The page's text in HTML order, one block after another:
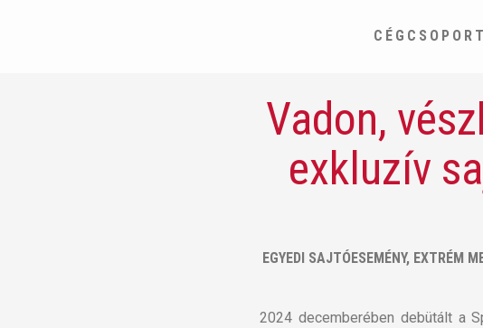
CÉGCSOPORT
Vadon,
exkluzív
EGYEDI SAJTÓESEMÉNY, EXTRÉM
2024 decemberében debütált a